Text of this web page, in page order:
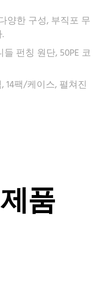
양한 구성, 부직포 무
들 펀칭 원단, 50PE 코
14팩/케이스, 펼쳐진
품